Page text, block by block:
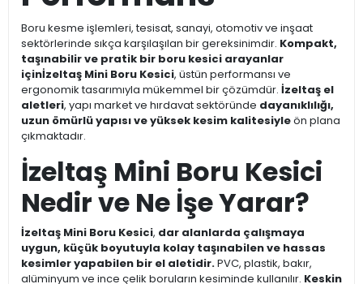
Boru kesme işlemleri, tesisat, sanayi, otomotiv ve inşaat
sektörlerinde sıkça karşılaşılan bir gereksinimdir. Kompakt,
taşınabilir ve pratik bir boru kesici arayanlar
içinİzeltaş Mini Boru Kesici, üstün performansı ve
ergonomik tasarımıyla mükemmel bir çözümdür. İzeltaş el
aletleri, yapı market ve hırdavat sektöründe dayanıklılığı,
uzun ömürlü yapısı ve yüksek kesim kalitesiyleön plana
çıkmaktadır.
İzeltaş Mini Boru Kesici
Nedir ve Ne İşe Yarar?
İzeltaş Mini Boru Kesici, dar alanlarda çalışmaya
uygun, küçük boyutuyla kolay taşınabilen ve hassas
kesimler yapabilen bir el aletidir.PVC, plastik, bakır,
alüminyum ve ince çelik boruların kesiminde kullanılır. Keskin